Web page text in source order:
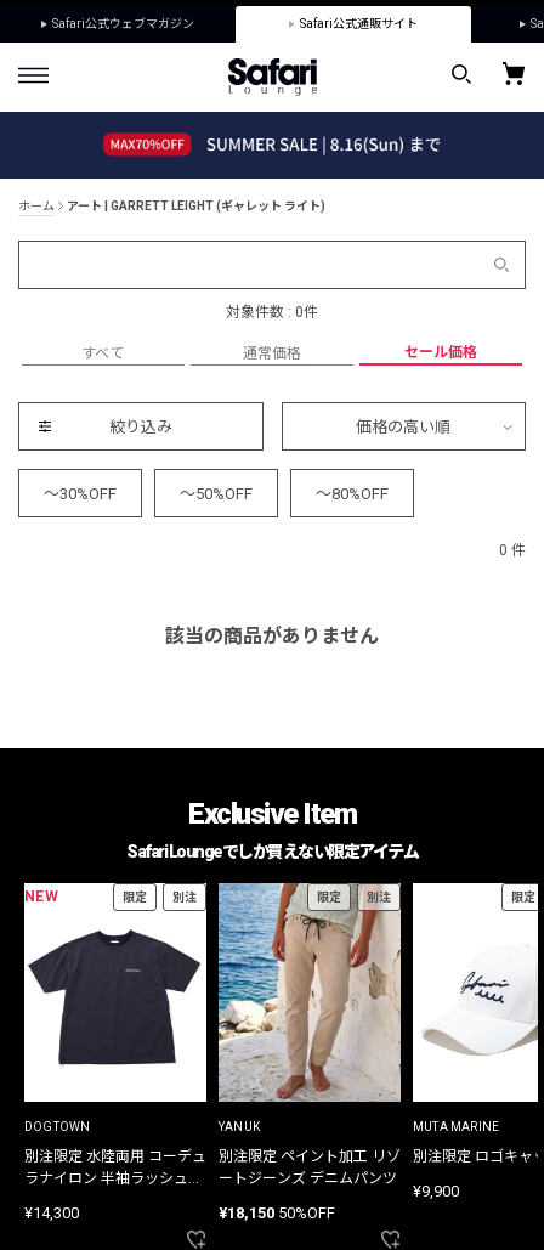
Safari公式ウェブマガジン Safari公式通販サイト
ホーム アート | GARRETT LEIGHT (ギャレット ライト)
対象件数 : 0件
すべて 通常価格 セール価格
絞り込み 価格の高い順
～30%OFF ～50%OFF ～80%OFF
0 件
該当の商品がありません
Exclusive Item
Safari Loungeでしか買えない限定アイテム
NEW 限定 別注
DOGTOWN
別注限定 水陸両用 コーデュ
ラナイロン 半袖ラッシュガ
¥14,300
限定 別注
YANUK
別注限定 ペイント加工 リゾ
ートジーンズ デニムパンツ
¥18,150 50%OFF
限定
MUTA MARINE
別注限定 ロゴキャ
¥9,900